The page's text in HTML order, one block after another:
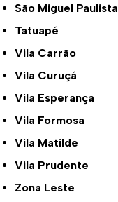
São Miguel Paulista
Tatuapé
Vila Carrão
Vila Curuçá
Vila Esperança
Vila Formosa
Vila Matilde
Vila Prudente
Zona Leste